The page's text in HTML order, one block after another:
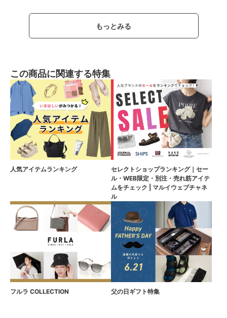
もっとみる
この商品に関連する特集
人気アイテムランキング
セレクトショップランキング｜セー
ル・WEB限定・別注・売れ筋アイテ
ムをチェック | マルイウェブチャネ
ル
フルラ COLLECTION 父の日ギフト特集